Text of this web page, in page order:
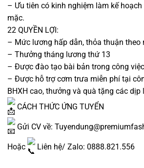
– Ưu tiên có kinh nghiệm làm kế
mặc.
22 QUYỀN LỢI:
– Mức lương hấp dẫn, thỏa thuận theo
– Thưởng tháng lương thứ 13
– Được đào tạo bài bản trong công việc
– Được hỗ trợ cơm trưa miễn phí tại
BHXH cao, thưởng và quà tặng các dịp
CÁCH THỨC ỨNG TUYỂN
Gửi CV về:
Hoặc Liên hệ/ Zalo: 0888.821.556